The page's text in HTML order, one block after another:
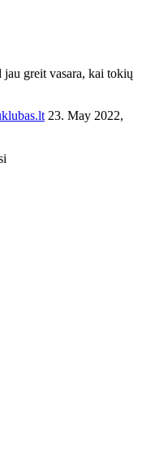
greit vasara, kai tokių
23. May 2022,